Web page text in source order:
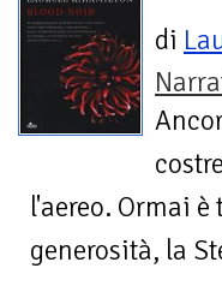
di
l'aereo. Ormai
generosità, la